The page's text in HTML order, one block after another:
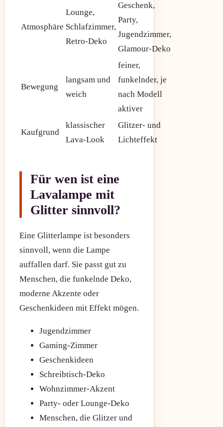
Atmosphäre
Lounge,
Schlafzimmer,
Retro-Deko
Geschenk,
Party,
Jugendzimmer,
Glamour-Deko
Bewegung
langsam und
weich
feiner,
funkelnder, je
nach Modell
aktiver
Kaufgrund
klassischer
Lava-Look
Glitzer- und
Lichteffekt
Für wen ist eine
Lavalampe mit
Glitter sinnvoll?
Eine Glitterlampe ist besonders
sinnvoll, wenn die Lampe
auffallen darf. Sie passt gut zu
Menschen, die funkelnde Deko,
moderne Akzente oder
Geschenkideen mit Effekt mögen.
Jugendzimmer
Gaming-Zimmer
Geschenkideen
Schreibtisch-Deko
Wohnzimmer-Akzent
Party- oder Lounge-Deko
Menschen, die Glitzer und